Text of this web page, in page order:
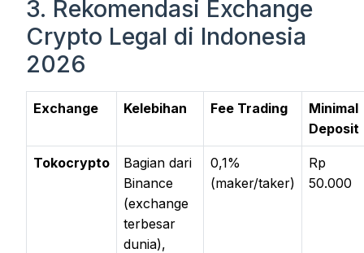
3. Rekomendasi Exchange
Crypto Legal di Indonesia
2026
Exchange Kelebihan Fee Trading
Minimal
Deposit
Tokocrypto
Bagian dari
Binance
(exchange
terbesar
dunia),
0,1%
(maker/taker)
Rp
50.000